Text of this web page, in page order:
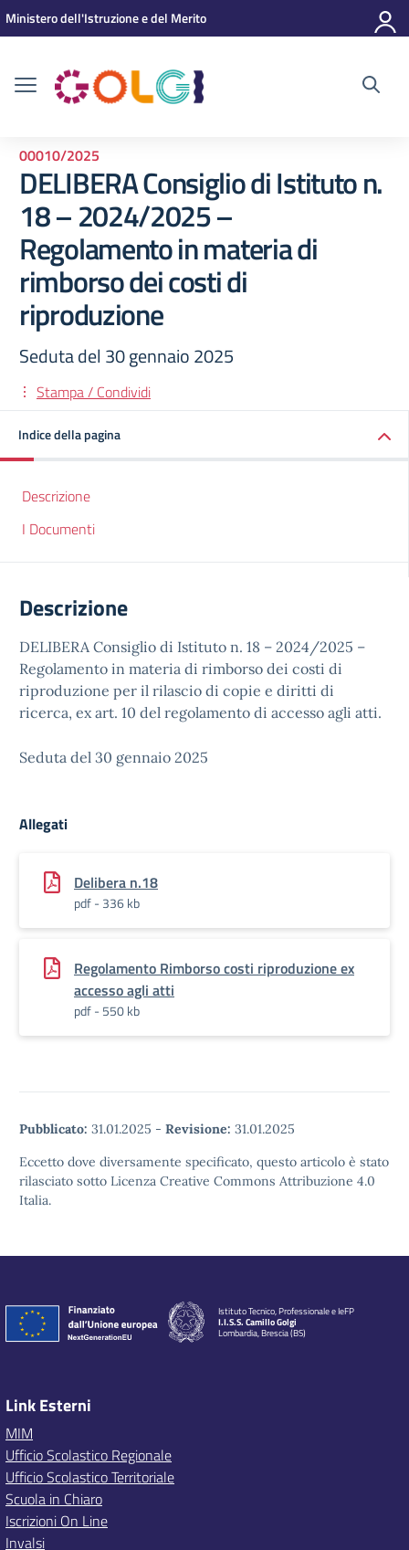
Vai ai contenuti
Vai al menu di navigazione
Vai al footer
Ministero dell'Istruzione e del Merito
00010/2025
DELIBERA Consiglio di Istituto n.
18 – 2024/2025 –
Regolamento in materia di
rimborso dei costi di
riproduzione
Seduta del 30 gennaio 2025
Stampa / Condividi
Indice della pagina
Descrizione
I Documenti
Descrizione
DELIBERA Consiglio di Istituto n. 18 – 2024/2025 –
Regolamento in materia di rimborso dei costi di
riproduzione per il rilascio di copie e diritti di
ricerca, ex art. 10 del regolamento di accesso agli atti.
Seduta del 30 gennaio 2025
Allegati
Delibera n.18
pdf - 336 kb
Regolamento Rimborso costi riproduzione ex
accesso agli atti
pdf - 550 kb
Pubblicato: 31.01.2025 - Revisione: 31.01.2025
Eccetto dove diversamente specificato, questo articolo è stato
rilasciato sotto Licenza Creative Commons Attribuzione 4.0
Italia.
Istituto Tecnico, Professionale e IeFP
I.I.S.S. Camillo Golgi
Lombardia, Brescia (BS)
Link Esterni
MIM
Ufficio Scolastico Regionale
Ufficio Scolastico Territoriale
Scuola in Chiaro
Iscrizioni On Line
Invalsi